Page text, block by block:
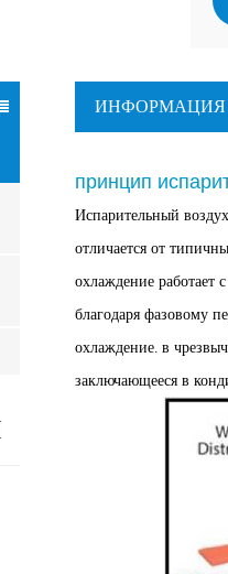
ИНФОРМАЦИЯ
принцип
Испарительный
отличается от
охлаждение работает
благодаря фазовому
охлаждение. в
заключающееся в